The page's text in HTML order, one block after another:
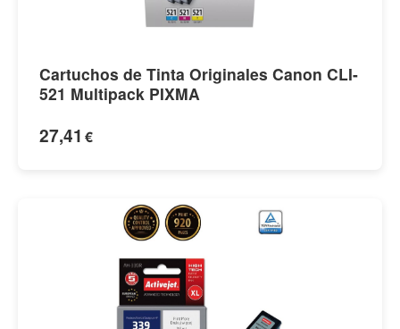
Cartuchos de Tinta Originales Canon CLI-
521 Multipack PIXMA
27,41 €